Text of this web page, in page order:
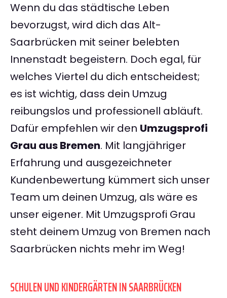
Wenn du das städtische Leben
bevorzugst, wird dich das Alt-
Saarbrücken mit seiner belebten
Innenstadt begeistern. Doch egal, für
welches Viertel du dich entscheidest;
es ist wichtig, dass dein Umzug
reibungslos und professionell abläuft.
Dafür empfehlen wir den Umzugsprofi
Grau aus Bremen. Mit langjähriger
Erfahrung und ausgezeichneter
Kundenbewertung kümmert sich unser
Team um deinen Umzug, als wäre es
unser eigener. Mit Umzugsprofi Grau
steht deinem Umzug von Bremen nach
Saarbrücken nichts mehr im Weg!
SCHULEN UND KINDERGÄRTEN IN SAARBRÜCKEN